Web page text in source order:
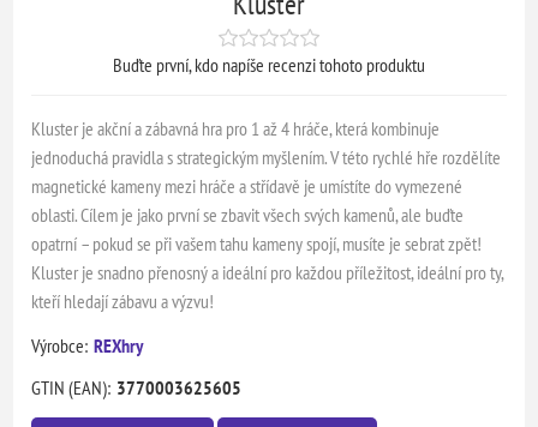
Buďte první, kdo napíše recenzi tohoto produktu
Kluster je akční a zábavná hra pro 1 až 4 hráče, která kombinuje
jednoduchá pravidla s strategickým myšlením. V této rychlé hře rozdělíte
magnetické kameny mezi hráče a střídavě je umístíte do vymezené
oblasti. Cílem je jako první se zbavit všech svých kamenů, ale buďte
opatrní – pokud se při vašem tahu kameny spojí, musíte je sebrat zpět!
Kluster je snadno přenosný a ideální pro každou příležitost, ideální pro ty,
kteří hledají zábavu a výzvu!
Výrobce: REXhry
GTIN (EAN): 3770003625605